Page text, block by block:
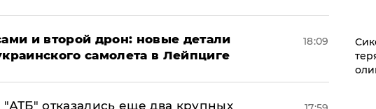
и второй дрон: новые детали
самолета в Лейпциге
18:09
"АТБ" отказались еще два крупных